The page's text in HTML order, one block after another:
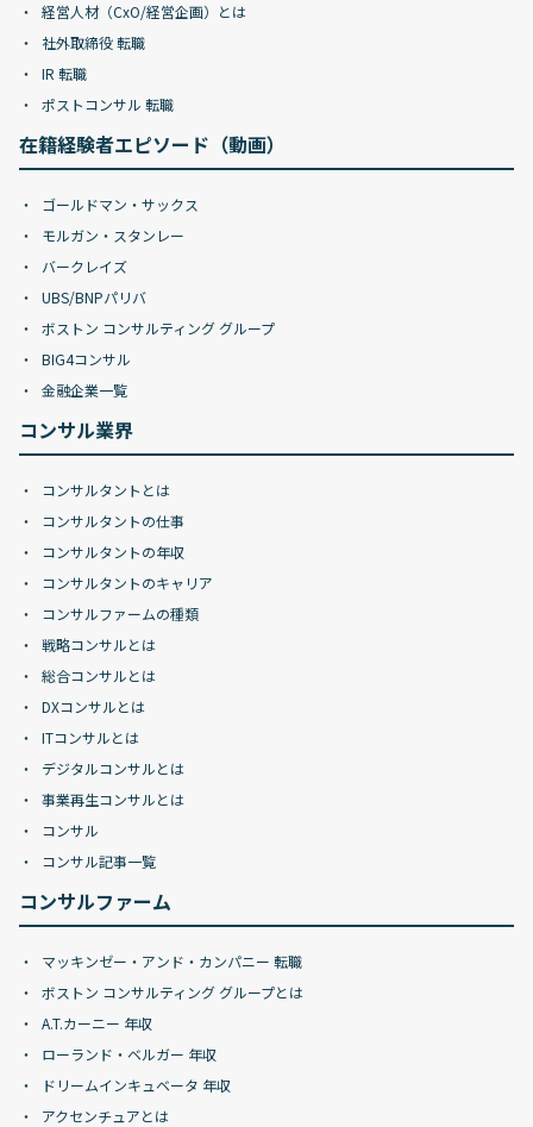
経営人材（CxO/経営企画）とは
社外取締役 転職
IR 転職
ポストコンサル 転職
在籍経験者エピソード（動画）
ゴールドマン・サックス
モルガン・スタンレー
バークレイズ
UBS/BNPパリバ
ボストン コンサルティング グループ
BIG4コンサル
金融企業一覧
コンサル業界
コンサルタントとは
コンサルタントの仕事
コンサルタントの年収
コンサルタントのキャリア
コンサルファームの種類
戦略コンサルとは
総合コンサルとは
DXコンサルとは
ITコンサルとは
デジタルコンサルとは
事業再生コンサルとは
コンサル
コンサル記事一覧
コンサルファーム
マッキンゼー・アンド・カンパニー 転職
ボストン コンサルティング グループとは
A.T.カーニー 年収
ローランド・ベルガー 年収
ドリームインキュベータ 年収
アクセンチュアとは